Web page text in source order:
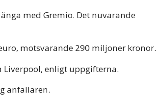
med Gremio. Det nuvarande
motsvarande 290 miljoner kronor.
Liverpool, enligt uppgifterna.
anfallaren.